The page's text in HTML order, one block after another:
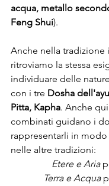
acqua, metallo
Feng Shui).
Anche nella tradizione
ritroviamo la stessa
individuare delle
con i tre Dosha
Pitta, Kapha. Anche
combinati guidano i
rappresentarli in
nelle altre tradizioni:
Etere e Aria
Terra e Acqua